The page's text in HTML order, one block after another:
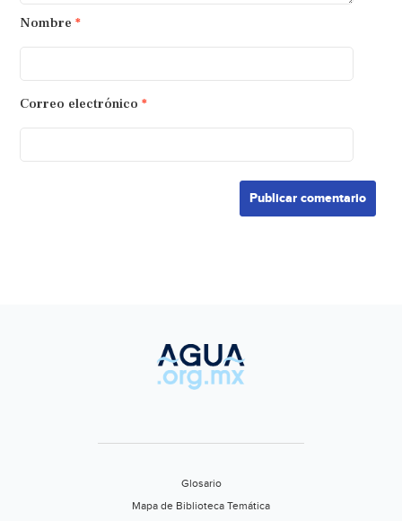
Nombre *
Correo electrónico *
Glosario
Mapa de Biblioteca Temática